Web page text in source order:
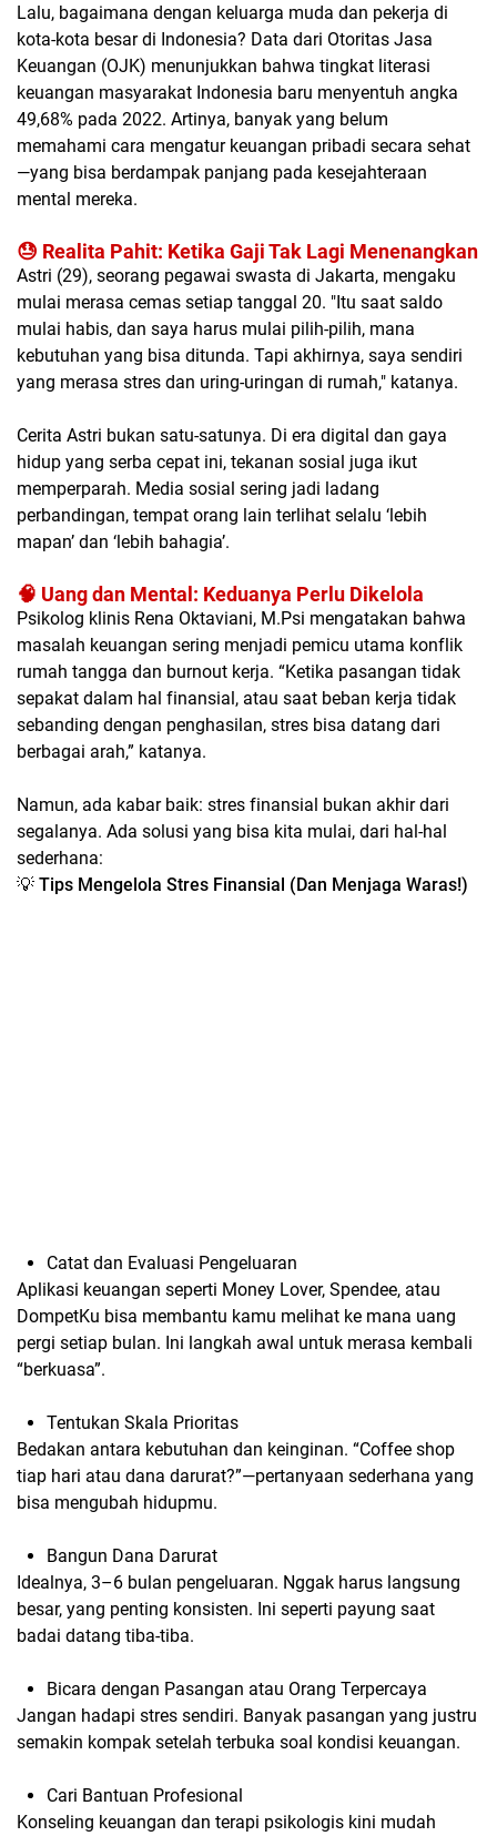
Lalu, bagaimana dengan keluarga muda dan pekerja di
kota-kota besar di Indonesia? Data dari Otoritas Jasa
Keuangan (OJK) menunjukkan bahwa tingkat literasi
keuangan masyarakat Indonesia baru menyentuh angka
49,68% pada 2022. Artinya, banyak yang belum
memahami cara mengatur keuangan pribadi secara sehat
—yang bisa berdampak panjang pada kesejahteraan
mental mereka.
😓 Realita Pahit: Ketika Gaji Tak Lagi Menenangkan
Astri (29), seorang pegawai swasta di Jakarta, mengaku
mulai merasa cemas setiap tanggal 20. "Itu saat saldo
mulai habis, dan saya harus mulai pilih-pilih, mana
kebutuhan yang bisa ditunda. Tapi akhirnya, saya sendiri
yang merasa stres dan uring-uringan di rumah," katanya.
Cerita Astri bukan satu-satunya. Di era digital dan gaya
hidup yang serba cepat ini, tekanan sosial juga ikut
memperparah. Media sosial sering jadi ladang
perbandingan, tempat orang lain terlihat selalu ‘lebih
mapan’ dan ‘lebih bahagia’.
🧠 Uang dan Mental: Keduanya Perlu Dikelola
Psikolog klinis Rena Oktaviani, M.Psi mengatakan bahwa
masalah keuangan sering menjadi pemicu utama konflik
rumah tangga dan burnout kerja. “Ketika pasangan tidak
sepakat dalam hal finansial, atau saat beban kerja tidak
sebanding dengan penghasilan, stres bisa datang dari
berbagai arah,” katanya.
Namun, ada kabar baik: stres finansial bukan akhir dari
segalanya. Ada solusi yang bisa kita mulai, dari hal-hal
sederhana:
💡 Tips Mengelola Stres Finansial (Dan Menjaga Waras!)
Catat dan Evaluasi Pengeluaran
Aplikasi keuangan seperti Money Lover, Spendee, atau
DompetKu bisa membantu kamu melihat ke mana uang
pergi setiap bulan. Ini langkah awal untuk merasa kembali
“berkuasa”.
Tentukan Skala Prioritas
Bedakan antara kebutuhan dan keinginan. “Coffee shop
tiap hari atau dana darurat?”—pertanyaan sederhana yang
bisa mengubah hidupmu.
Bangun Dana Darurat
Idealnya, 3–6 bulan pengeluaran. Nggak harus langsung
besar, yang penting konsisten. Ini seperti payung saat
badai datang tiba-tiba.
Bicara dengan Pasangan atau Orang Terpercaya
Jangan hadapi stres sendiri. Banyak pasangan yang justru
semakin kompak setelah terbuka soal kondisi keuangan.
Cari Bantuan Profesional
Konseling keuangan dan terapi psikologis kini mudah